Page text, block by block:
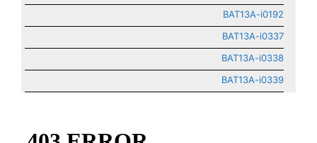
BAT13A-i0192
BAT13A-i0337
BAT13A-i0338
BAT13A-i0339